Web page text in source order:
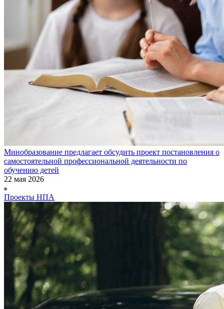
Минобразование предлагает обсудить проект постановления о
самостоятельной профессиональной деятельности по
обучению детей
22 мая 2026
Проекты НПА